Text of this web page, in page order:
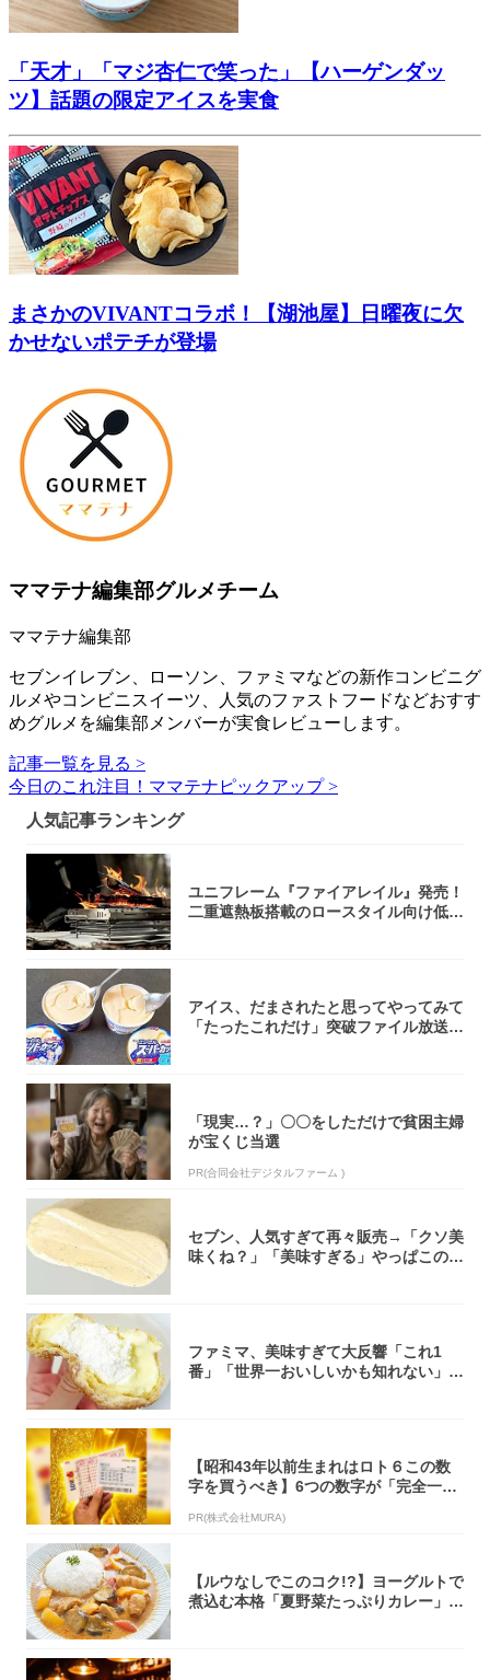
「天才」「マジ杏仁で笑った」【ハーゲンダッ
ツ】話題の限定アイスを実食
まさかのVIVANTコラボ！【湖池屋】日曜夜に欠
かせないポテチが登場
ママテナ編集部グルメチーム
ママテナ編集部
セブンイレブン、ローソン、ファミマなどの新作コンビニグ
ルメやコンビニスイーツ、人気のファストフードなどおすす
めグルメを編集部メンバーが実食レビューします。
記事一覧を見る >
今日のこれ注目！ママテナピックアップ >
人気記事ランキング
ユニフレーム『ファイアレイル』発売！
二重遮熱板搭載のロースタイル向け低型
アイス、だまされたと思ってやってみて
「たったこれだけ」突破ファイル放送で
「現実…？」〇〇をしただけで貧困主婦
が宝くじ当選
PR(合同会社デジタルファーム )
セブン、人気すぎて再々販売→「クソ美
味くね？」「美味すぎる」やっぱこのク
ファミマ、美味すぎて大反響「これ1
番」「世界一おいしいかも知れない」
【昭和43年以前生まれはロト６この数
字を買うべき】6つの数字が「完全一
PR(株式会社MURA)
【ルウなしでこのコク!?】ヨーグルトで
煮込む本格「夏野菜たっぷりカレー」作